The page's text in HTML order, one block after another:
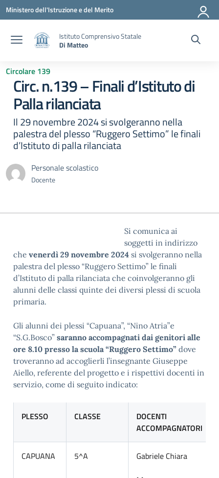
Vai ai contenuti
Vai al menu di navigazione
Vai al footer
Ministero dell'Istruzione e del Merito
Istituto Comprensivo Statale
Di Matteo
Circolare 139
Circ. n.139 – Finali d’Istituto di
Palla rilanciata
Il 29 novembre 2024 si svolgeranno nella
palestra del plesso “Ruggero Settimo” le finali
d’Istituto di palla rilanciata
Personale scolastico
Docente
Si comunica ai
soggetti in indirizzo
che venerdì 29 novembre 2024 si svolgeranno nella
palestra del plesso “Ruggero Settimo” le finali
d’Istituto di palla rilanciata che coinvolgeranno gli
alunni delle classi quinte dei diversi plessi di scuola
primaria.
Gli alunni dei plessi “Capuana”, “Nino Atria”e
“S.G.Bosco” saranno accompagnati dai genitori alle
ore 8.10 presso la scuola “Ruggero Settimo” dove
troveranno ad accoglierli l’insegnante Giuseppe
Aiello, referente del progetto e i rispettivi docenti in
servizio, come di seguito indicato:
PLESSO CLASSE
DOCENTI
ACCOMPAGNATORI
CAPUANA 5^A Gabriele Chiara